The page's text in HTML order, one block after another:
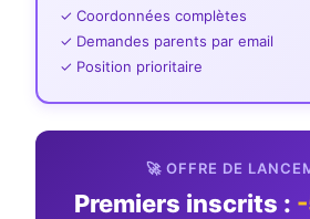
✓ Coordonnées complètes
✓ Demandes parents par email
✓ Position prioritaire
🚀 OFFRE DE
Premiers inscrits :